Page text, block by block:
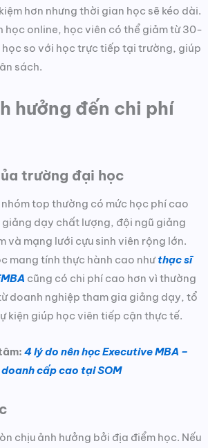
hơn nhưng thời gian học sẽ kéo dài.
học online, học viên có thể giảm từ 30-
học so với học trực tiếp tại trường, giúp
sách.
hưởng đến chi phí
trường đại học
top thường có mức học phí cao
dạy chất lượng, đội ngũ giảng
và mạng lưới cựu sinh viên rộng lớn.
mang tính thực hành cao như thạc sĩ
cũng có chi phí cao hơn vì thường
doanh nghiệp tham gia giảng dạy, tổ
kiện giúp học viên tiếp cận thực tế.
4 lý do nên học Executive MBA –
cấp cao tại SOM
chịu ảnh hưởng bởi địa điểm học. Nếu